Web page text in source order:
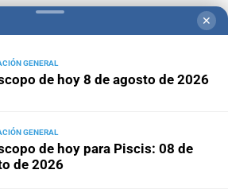
de un hombre en la ciudad de
a los autores de las amenazas
vecinos de Venado Tuerto que
de un árbol en Mendoza
✕
GENERAL
de hoy 8 de agosto de 2026
GENERAL
de hoy para Piscis: 08 de
de 2026